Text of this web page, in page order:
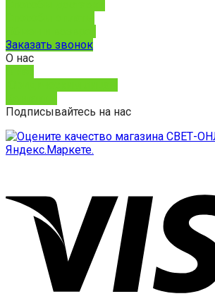
Заказать звонок
О нас
Подписывайтесь на нас